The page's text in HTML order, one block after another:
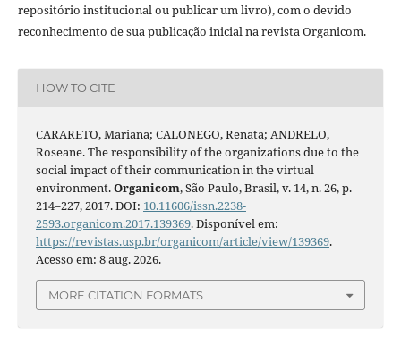
repositório institucional ou publicar um livro), com o devido
reconhecimento de sua publicação inicial na revista Organicom.
HOW TO CITE
CARARETO, Mariana; CALONEGO, Renata; ANDRELO,
Roseane. The responsibility of the organizations due to the
social impact of their communication in the virtual
environment.Organicom, São Paulo, Brasil, v. 14, n. 26, p.
214–227, 2017. DOI: 10.11606/issn.2238-
2593.organicom.2017.139369. Disponível em:
https://revistas.usp.br/organicom/article/view/139369.
Acesso em: 8 aug. 2026.
MORE CITATION FORMATS